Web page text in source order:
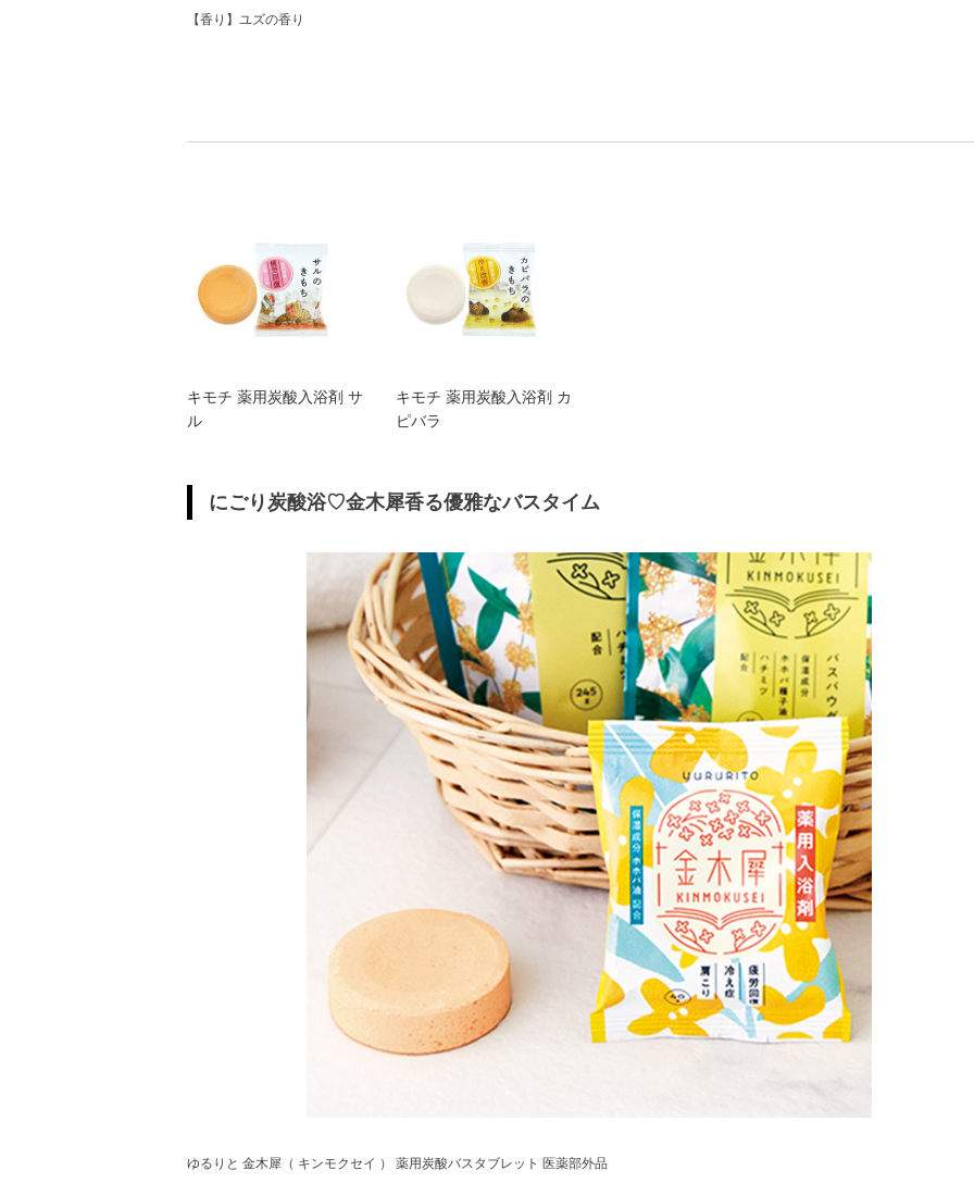
【香り】ユズの香り
キモチ 薬用炭酸入浴剤 サ
ル
キモチ 薬用炭酸入浴剤 カ
ピバラ
にごり炭酸浴♡金木犀香る優雅なバスタイム
ゆるりと 金木犀（ キンモクセイ ） 薬用炭酸バスタブレット 医薬部外品